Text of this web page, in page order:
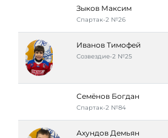
Зыков Максим
Спартак-2 №26
Иванов Тимофей
Созвездие-2 №25
Семёнов Богдан
Спартак-2 №84
Ахундов Демьян